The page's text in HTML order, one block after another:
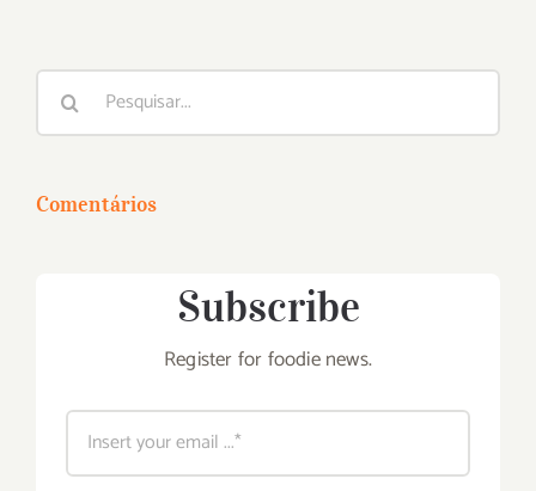
Buscar
resultados
Comentários
Subscribe
Register for foodie news.